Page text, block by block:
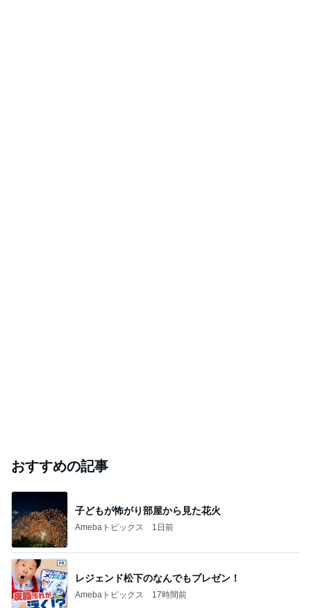
おすすめの記事
子どもが怖がり部屋から見た花火
Amebaトピックス 1日前
レジェンド松下のなんでもプレゼン！
Amebaトピックス 17時間前